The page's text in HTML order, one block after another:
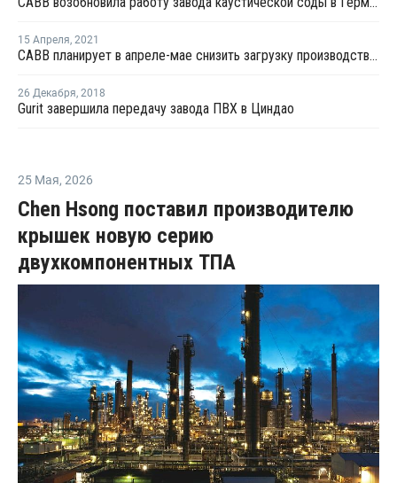
15 Апреля, 2021
САВВ планирует в апреле-мае снизить загрузку производства каустической соды в Германии и Швейцарии
26 Декабря, 2018
Gurit завершила передачу завода ПВХ в Циндао
25 Мая, 2026
Chen Hsong поставил производителю
крышек новую серию
двухкомпонентных ТПА